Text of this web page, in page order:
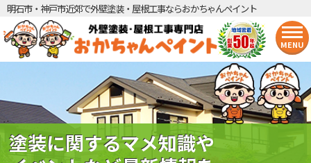
明石市・神戸市近郊で外壁塗装・屋根工事ならおかちゃんペイント
MENU
塗装に関するマメ知識や